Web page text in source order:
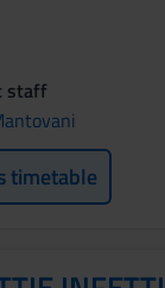
staff
timetable